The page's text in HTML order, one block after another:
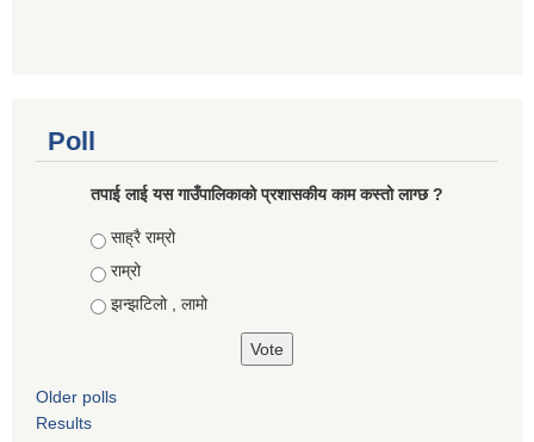
Poll
तपाई लाई यस गाउँपालिकाको प्रशासकीय काम कस्तो लाग्छ ?
Choices
साह्रै राम्रो
राम्रो
झन्झटिलो , लामो
Older polls
Results